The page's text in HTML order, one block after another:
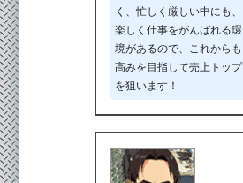
く、忙しく厳しい中にも、
楽しく仕事をがんばれる環
境があるので、これからも
高みを目指して売上トップ
を狙います！